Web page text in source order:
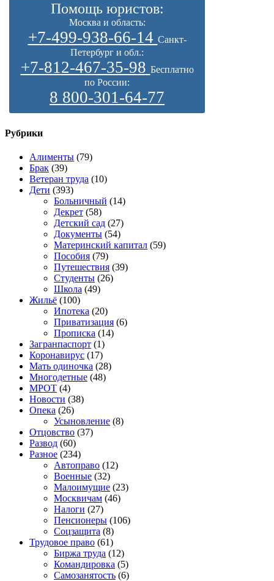
Помощь юристов:
Москва и область:
+7-499-938-66-14 Санкт-
Петербург и обл.:
+7-812-467-35-98 Бесплатно
по России:
8 800-301-64-77
Рубрики
Алименты (79)
Брак (39)
Ветеран труда (10)
Дети (393)
Больничный (14)
Декрет (58)
Детский сад (27)
Документы (54)
Материнский капитал (59)
Пособия (79)
Путешествия (39)
Студенты (26)
Школа (49)
Жильё (100)
Ипотека (20)
Приватизация (6)
Прописка (14)
Загранпаспорт (1)
Коронавирус (17)
Мать одиночка (28)
Многодетные (48)
МРОТ (4)
Новости (38)
Опека (26)
Усыновление (8)
Отцовство (37)
Развод (60)
Разное (234)
Автоправо (12)
Военные (32)
Малоимущие (23)
Москвичам (46)
Налоги (27)
Пенсионеры (106)
Соцзащита (8)
Трудовое право (61)
Биржа труда (12)
Командировка (5)
Самозанятость (6)